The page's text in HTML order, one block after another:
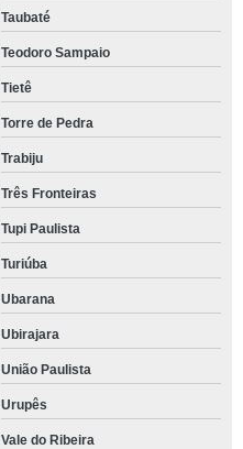
Taubaté
Teodoro Sampaio
Tietê
Torre de Pedra
Trabiju
Três Fronteiras
Tupi Paulista
Turiúba
Ubarana
Ubirajara
União Paulista
Urupês
Vale do Ribeira